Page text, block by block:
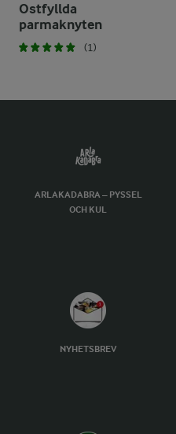
Ostfyllda
parmaknyten
(1)
ARLAKADABRA – PYSSEL
OCH KUL
NYHETSBREV